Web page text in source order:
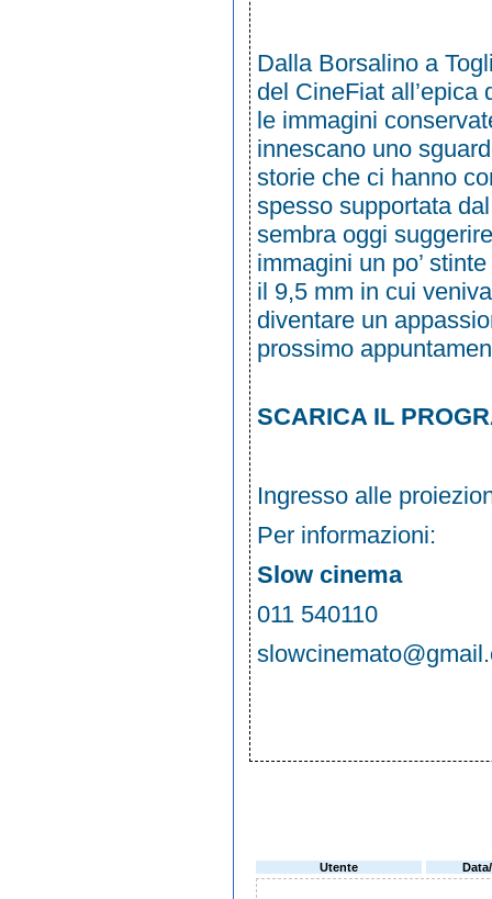
Dalla Borsalino a
del CineFiat
le immagini
innescano uno
storie che ci hanno
spesso supportata
sembra oggi
immagini un po’
il 9,5 mm in cui
diventare un
prossimo
SCARICA IL
Ingresso alle
Per informazioni:
Slow cinema
011 540110
Utente